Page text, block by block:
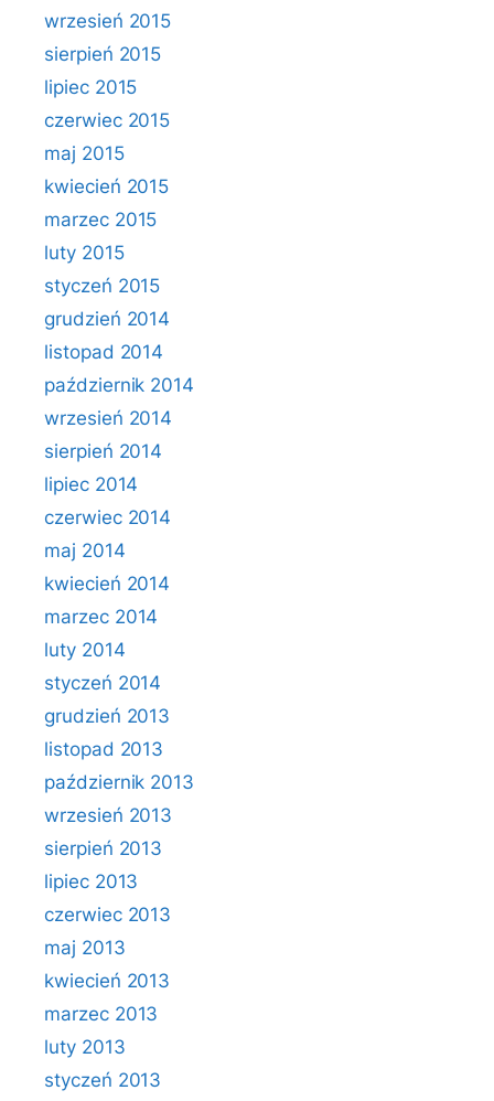
wrzesień 2015
sierpień 2015
lipiec 2015
czerwiec 2015
maj 2015
kwiecień 2015
marzec 2015
luty 2015
styczeń 2015
grudzień 2014
listopad 2014
październik 2014
wrzesień 2014
sierpień 2014
lipiec 2014
czerwiec 2014
maj 2014
kwiecień 2014
marzec 2014
luty 2014
styczeń 2014
grudzień 2013
listopad 2013
październik 2013
wrzesień 2013
sierpień 2013
lipiec 2013
czerwiec 2013
maj 2013
kwiecień 2013
marzec 2013
luty 2013
styczeń 2013